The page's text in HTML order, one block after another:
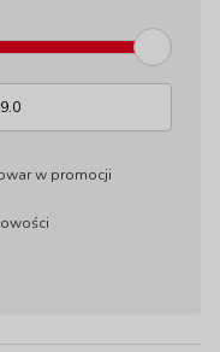
w promocji